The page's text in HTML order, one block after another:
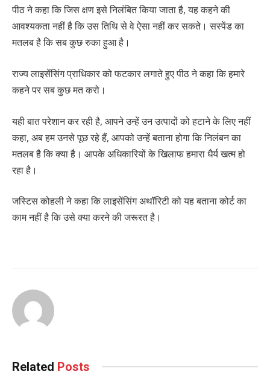
पीठ ने कहा कि जिस क्षण इसे निलंबित किया जाता है, यह कहने की
आवश्यकता नहीं है कि उस तिथि से वे ऐसा नहीं कर सकते। सस्पेंड का
मतलब है कि सब कुछ रुका हुआ है।
राज्य लाइसेंसिंग प्राधिकार को फटकार लगाते हुए पीठ ने कहा कि हमारे
कहने पर सब कुछ मत करो।
यही बात परेशान कर रही है, आपने उन्हें उन उत्पादों को हटाने के लिए नहीं
कहा, अब हम उनसे पूछ रहे हैं, आपको उन्हें बताना होगा कि निलंबन का
मतलब है कि क्या है। आपके अधिकारियों के खिलाफ हमारा धैर्य खत्म हो
रहा है।
जस्टिस कोहली ने कहा कि लाइसेंसिंग अथॉरिटी को यह बताना कोर्ट का
काम नहीं है कि उसे क्या करने की जरूरत है।
Related Posts